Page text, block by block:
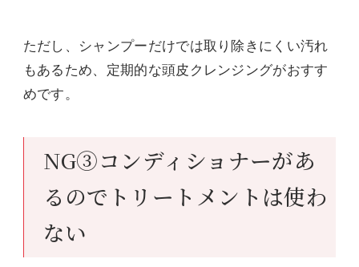
ただし、シャンプーだけでは取り除きにくい汚れ
もあるため、定期的な頭皮クレンジングがおすす
めです。
NG③コンディショナーがあ
るのでトリートメントは使わ
ない